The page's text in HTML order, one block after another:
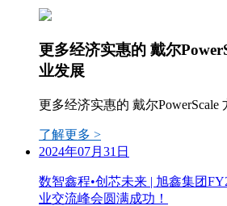
更多经济实惠的 戴尔
业发展
更多经济实惠的 戴尔PowerScale
了解更多 >
2024年07月31日
数智鑫程•创芯未来 | 旭鑫集团
业交流峰会圆满成功！